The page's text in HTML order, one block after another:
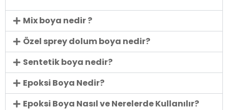
Mix boya nedir ?
Özel sprey dolum boya nedir?
Sentetik boya nedir?
Epoksi Boya Nedir?
Epoksi Boya Nasıl ve Nerelerde Kullanılır?